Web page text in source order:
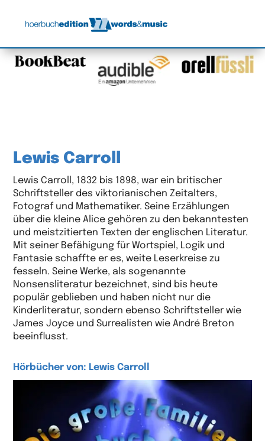
Lewis Carroll
Lewis Carroll, 1832 bis 1898, war ein britischer
Schriftsteller des viktorianischen Zeitalters,
Fotograf und Mathematiker. Seine Erzählungen
über die kleine Alice gehören zu den bekanntesten
und meistzitierten Texten der englischen Literatur.
Mit seiner Befähigung für Wortspiel, Logik und
Fantasie schaffte er es, weite Leserkreise zu
fesseln. Seine Werke, als sogenannte
Nonsensliteratur bezeichnet, sind bis heute
populär geblieben und haben nicht nur die
Kinderliteratur, sondern ebenso Schriftsteller wie
James Joyce und Surrealisten wie André Breton
beeinflusst.
Hörbücher von: Lewis Carroll